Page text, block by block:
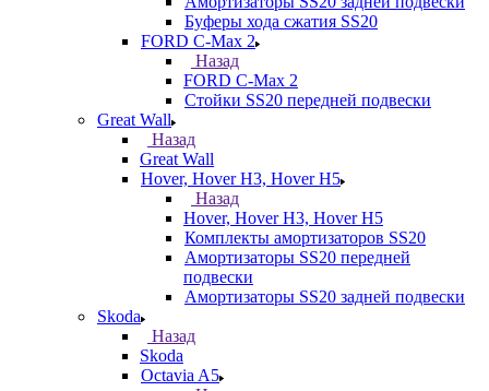
Буферы хода сжатия SS20
FORD C-Max 2
Назад
FORD C-Max 2
Стойки SS20 передней подвески
Great Wall
Назад
Great Wall
Hover, Hover H3, Hover H5
Назад
Hover, Hover H3, Hover H5
Комплекты амортизаторов SS20
Амортизаторы SS20 передней
подвески
Амортизаторы SS20 задней подвески
Skoda
Назад
Skoda
Octavia A5